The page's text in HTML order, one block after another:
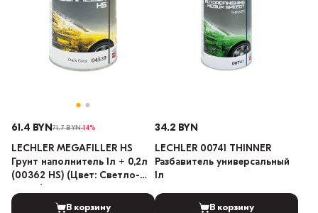
61.4 BYN71.7 BYN-14%
LECHLER MEGAFILLER HS
Грунт наполнитель 1л + 0,2л
(00362 HS) (Цвет: Светло-
В корзину
34.2 BYN
LECHLER 00741 THINNER
Разбавитель универсальный
1л
В корзину